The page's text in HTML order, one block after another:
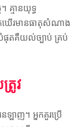
គ្មានយុទ្ធ
ឃើរមានធាតុសំណាង
បំផុតគឺយល់ច្បាប់ គ្រប់
រូវ
ាញ។ អ្នកគួរប្រើ